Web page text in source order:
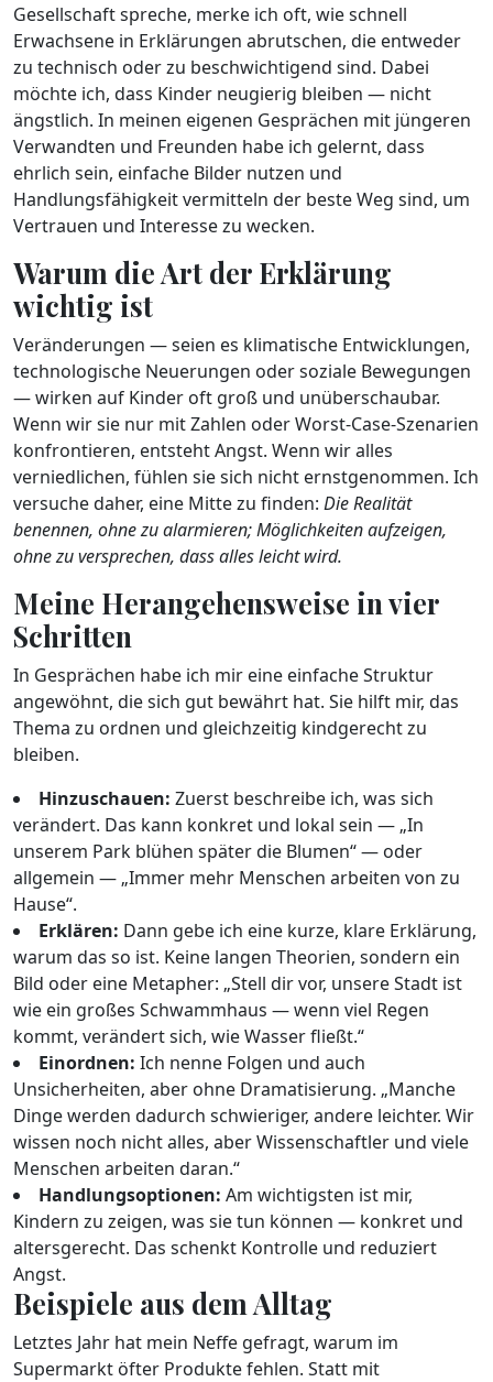
Gesellschaft spreche, merke ich oft, wie schnell
Erwachsene in Erklärungen abrutschen, die entweder
zu technisch oder zu beschwichtigend sind. Dabei
möchte ich, dass Kinder neugierig bleiben — nicht
ängstlich. In meinen eigenen Gesprächen mit jüngeren
Verwandten und Freunden habe ich gelernt, dass
ehrlich sein, einfache Bilder nutzen und
Handlungsfähigkeit vermitteln der beste Weg sind, um
Vertrauen und Interesse zu wecken.
Warum die Art der Erklärung
wichtig ist
Veränderungen — seien es klimatische Entwicklungen,
technologische Neuerungen oder soziale Bewegungen
— wirken auf Kinder oft groß und unüberschaubar.
Wenn wir sie nur mit Zahlen oder Worst-Case-Szenarien
konfrontieren, entsteht Angst. Wenn wir alles
verniedlichen, fühlen sie sich nicht ernstgenommen. Ich
versuche daher, eine Mitte zu finden: Die Realität
benennen, ohne zu alarmieren; Möglichkeiten aufzeigen,
ohne zu versprechen, dass alles leicht wird.
Meine Herangehensweise in vier
Schritten
In Gesprächen habe ich mir eine einfache Struktur
angewöhnt, die sich gut bewährt hat. Sie hilft mir, das
Thema zu ordnen und gleichzeitig kindgerecht zu
bleiben.
Hinzuschauen: Zuerst beschreibe ich, was sich
verändert. Das kann konkret und lokal sein — „In
unserem Park blühen später die Blumen“ — oder
allgemein — „Immer mehr Menschen arbeiten von zu
Hause“.
Erklären: Dann gebe ich eine kurze, klare Erklärung,
warum das so ist. Keine langen Theorien, sondern ein
Bild oder eine Metapher: „Stell dir vor, unsere Stadt ist
wie ein großes Schwammhaus — wenn viel Regen
kommt, verändert sich, wie Wasser fließt.“
Einordnen: Ich nenne Folgen und auch
Unsicherheiten, aber ohne Dramatisierung. „Manche
Dinge werden dadurch schwieriger, andere leichter. Wir
wissen noch nicht alles, aber Wissenschaftler und viele
Menschen arbeiten daran.“
Handlungsoptionen: Am wichtigsten ist mir,
Kindern zu zeigen, was sie tun können — konkret und
altersgerecht. Das schenkt Kontrolle und reduziert
Angst.
Beispiele aus dem Alltag
Letztes Jahr hat mein Neffe gefragt, warum im
Supermarkt öfter Produkte fehlen. Statt mit